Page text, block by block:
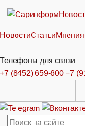
НовостиСтатьиМнения
Телефоны для связи
+7 (8452) 659-600 +7